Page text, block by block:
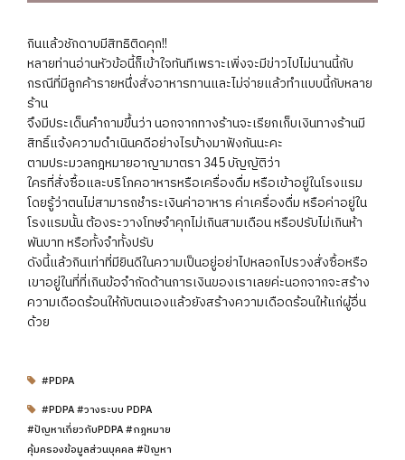
กินแล้วชักดาบมีสิทธิติดคุก!!
หลายท่านอ่านหัวข้อนี้ก็เข้าใจทันทีเพราะเพิ่งจะมีข่าวไปไม่นานนี้กับ
กรณีที่มีลูกค้ารายหนึ่งสั่งอาหารทานและไม่จ่ายแล้วทำแบบนี้กับหลาย
ร้าน
จึงมีประเด็นคำถามขึ้นว่า นอกจากทางร้านจะเรียกเก็บเงินทางร้านมี
สิทธิ์แจ้งความดำเนินคดีอย่างไรบ้างมาฟังกันนะคะ
ตามประมวลกฎหมายอาญามาตรา 345 บัญญัติว่า
ใครที่สั่งซื้อและบริโภคอาหารหรือเครื่องดื่ม หรือเข้าอยู่ในโรงแรม
โดยรู้ว่าตนไม่สามารถชำระเงินค่าอาหาร ค่าเครื่องดื่ม หรือค่าอยู่ใน
โรงแรมนั้น ต้องระวางโทษจำคุกไม่เกินสามเดือน หรือปรับไม่เกินห้า
พันบาท หรือทั้งจำทั้งปรับ
ดังนี้แล้วกินเท่าที่มียินดีในความเป็นอยู่อย่าไปหลอกไปรวงสั่งซื้อหรือ
เขาอยู่ในที่ที่เกินข้อจำกัดด้านการเงินของเราเลยค่ะนอกจากจะสร้าง
ความเดือดร้อนให้กับตนเองแล้วยังสร้างความเดือดร้อนให้แก่ผู้อื่น
ด้วย
#PDPA
#PDPA #วางระบบ PDPA
#ปัญหาเกี่ยวกับPDPA #กฎหมาย
คุ้มครองข้อมูลส่วนบุคคล #ปัญหา